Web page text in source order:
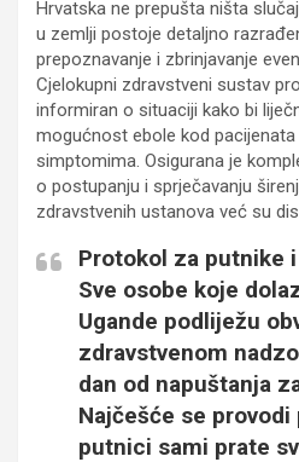
Hrvatska ne prepušta ništa
u zemlji postoje detaljno
prepoznavanje i zbrinjavanje
Cjelokupni zdravstveni sustav
informiran o situaciji kako bi
mogućnost ebole kod
simptomima. Osigurana je
o postupanju i sprječavanju
zdravstvenih ustanova već su
Protokol za putnike
Sve osobe koje
Ugande podliježu
zdravstvenom
dan od napuštanja
Najčešće se
putnici sami prate